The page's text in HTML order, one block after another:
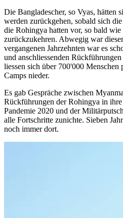
Die Bangladescher, so Vyas, hätten
werden zurückgehen, sobald sich
die Rohingya hatten vor, so bald
zurückzukehren. Abwegig war
vergangenen Jahrzehnten war es
und anschliessenden
liessen sich über 700'000
Camps nieder.
Es gab Gespräche zwischen
Rückführungen der Rohingya in
Pandemie 2020 und der
alle Fortschritte zunichte. Sieben
noch immer dort.